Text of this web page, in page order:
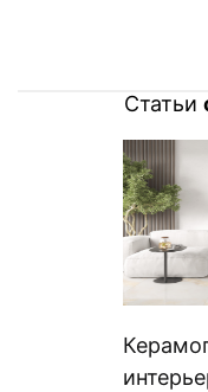
Статьи